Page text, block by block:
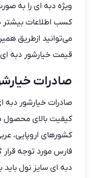
ویژه دبه ای را به
کسب اطلاعات بیشتر
می‌توانید ازطریق
قیمت خیارشور دبه
صادرات
صادرات خیارشور دبه
کیفیت بالای محصول
کشورهای اروپایی،
فارس مورد توجه قرار